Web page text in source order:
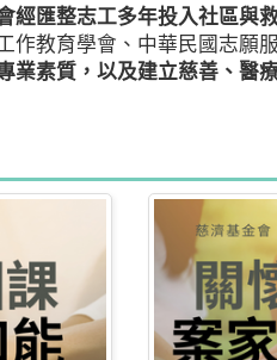
經匯整志工多年投入社區與
作教育學會、中華民國志
業素質，以及建立慈善、醫